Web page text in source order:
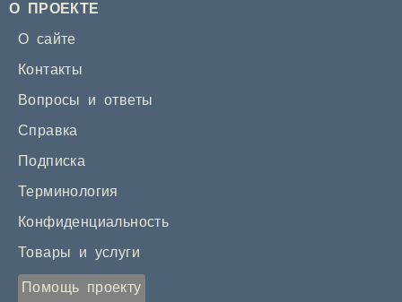
О ПРОЕКТЕ
О сайте
Контакты
Вопросы и ответы
Справка
Подписка
Терминология
Конфиденциальность
Товары и услуги
Помощь проекту